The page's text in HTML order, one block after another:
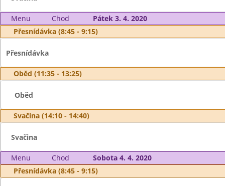
Menu Chod
Pátek 3. 4. 2020
Přesnídávka (8:45 - 9:15)
Přesnídávka
Oběd (11:35 - 13:25)
Oběd
Svačina (14:10 - 14:40)
Svačina
Menu Chod
Sobota 4. 4. 2020
Přesnídávka (8:45 - 9:15)